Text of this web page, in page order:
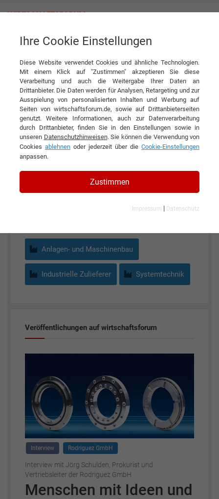
Rodriguez GmbH
KONTAKT
Rodriguez GmbH
Anlagen- und Maschinenbau
Industrielle Zulieferer Systemtechnik
Veröffentlichungen auf wirtschaftsforum
Interview Rodriguez GmbH
Interview mit Jörg Schulden, Prokurist und
Vertriebsleiter der Rodriguez GmbH
Menschen mit Ideen und
Ihre Cookie Einstellungen
Diese Website verwendet Cookies und ähnliche Technologien.
Mit einem Klick auf "Zustimmen" akzeptieren Sie diese
Verarbeitung und auch die Weitergabe Ihrer Daten an
Drittanbieter. Die Daten werden für Analysen, Retargeting und zur
Ausspielung von personalisierten Inhalten und Werbung auf
Seiten von wirtschaftsforum.de, sowie auf Drittanbieterseiten
genutzt. Weitere Informationen, auch zur Datenverarbeitung
durch Drittanbieter, finden Sie in den Einstellungen sowie in
unseren Datenschutzhinweisen. Sie können die Verwendung von
Cookies ablehnen oder jederzeit über die Cookie-Einstellungen
anpassen.
Zustimmen
Impressum | Datenschutz